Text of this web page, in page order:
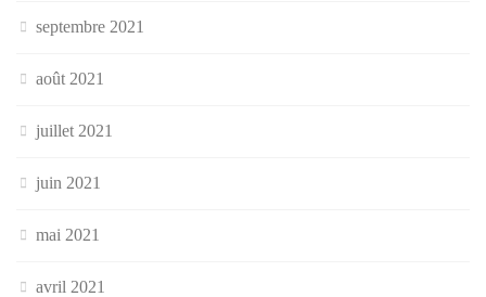
septembre 2021
août 2021
juillet 2021
juin 2021
mai 2021
avril 2021